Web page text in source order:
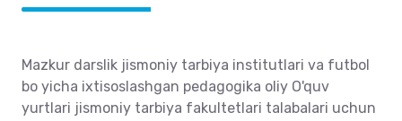
Mazkur darslik jismoniy tarbiya institutlari va futbol
bo yicha ixtisoslashgan pedagogika oliy O'quv
yurtlari jismoniy tarbiya fakultetlari talabalari uchun